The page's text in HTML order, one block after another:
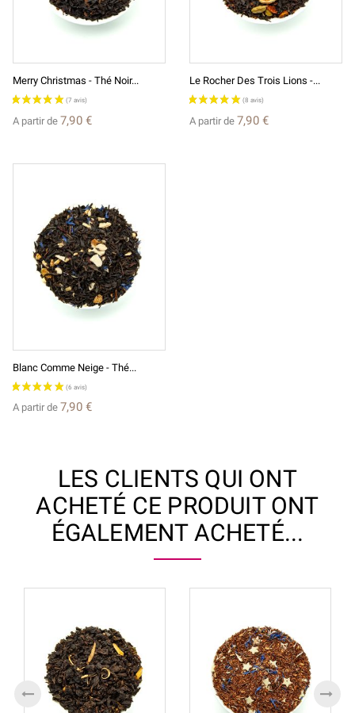
Merry Christmas - Thé Noir...
A partir de 7,90 €
Le Rocher Des Trois Lions -...
A partir de 7,90 €
Blanc Comme Neige - Thé...
A partir de 7,90 €
LES CLIENTS QUI ONT
ACHETÉ CE PRODUIT ONT
ÉGALEMENT ACHETÉ...